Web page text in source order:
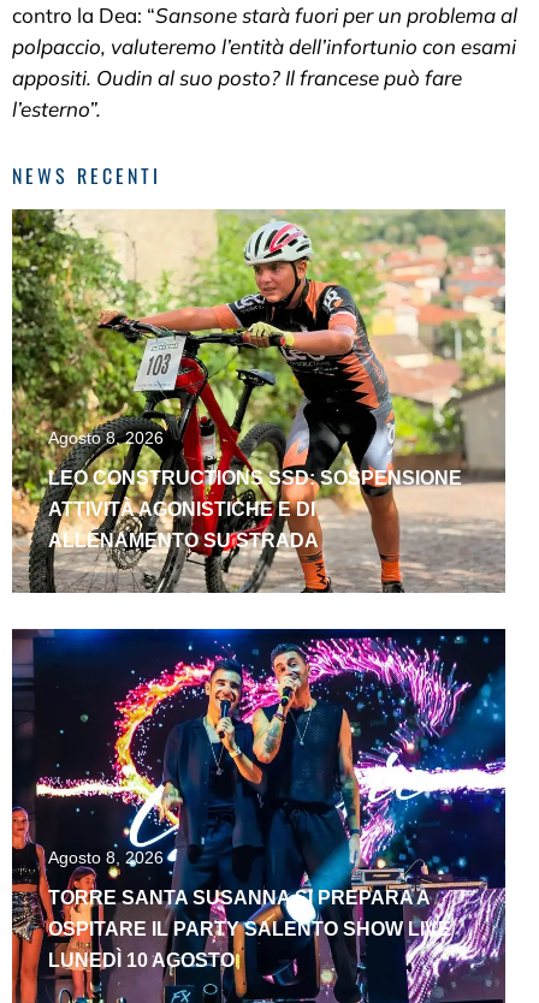
contro la Dea: “Sansone starà fuori per un problema al
polpaccio, valuteremo l’entità dell’infortunio con esami
appositi. Oudin al suo posto? Il francese può fare
l’esterno”.
NEWS RECENTI
Agosto 8, 2026
LEO CONSTRUCTIONS SSD: SOSPENSIONE
ATTIVITÀ AGONISTICHE E DI
ALLENAMENTO SU STRADA
Agosto 8, 2026
TORRE SANTA SUSANNA SI PREPARA A
OSPITARE IL PARTY SALENTO SHOW LIVE
LUNEDÌ 10 AGOSTO